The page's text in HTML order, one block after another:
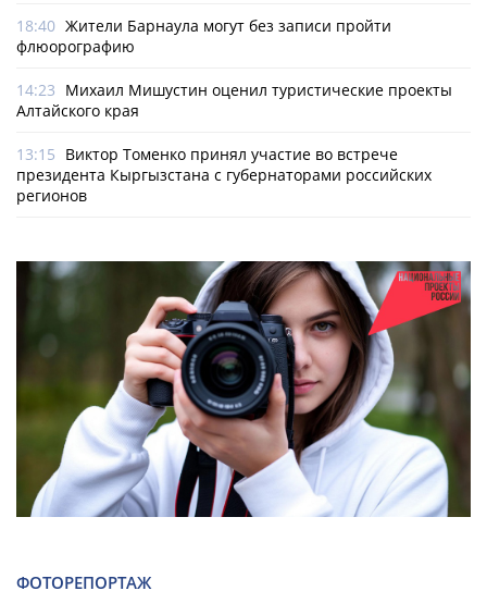
18:40 Жители Барнаула могут без записи пройти
флюорографию
14:23 Михаил Мишустин оценил туристические проекты
Алтайского края
13:15 Виктор Томенко принял участие во встрече
президента Кыргызстана с губернаторами российских
регионов
ФОТОРЕПОРТАЖ